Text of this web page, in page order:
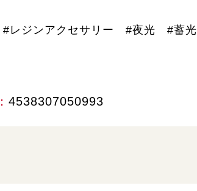
レジンアクセサリー #夜光 #蓄光
4538307050993